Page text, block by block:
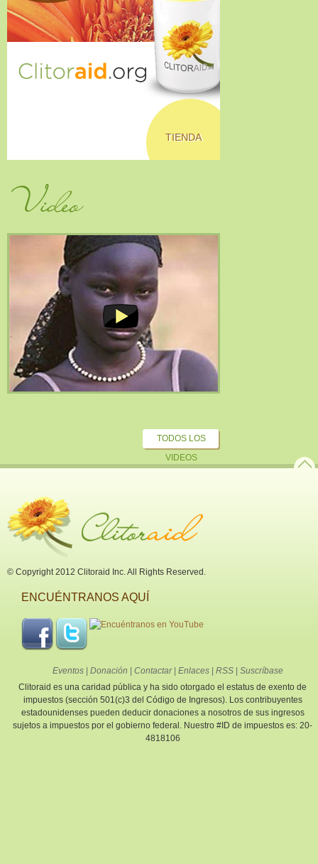
TIENDA
Video
TODOS LOS
VIDEOS
© Copyright 2012 Clitoraid Inc. All Rights Reserved.
ENCUÉNTRANOS AQUÍ
Eventos | Donación | Contactar| Enlaces | RSS | Suscríbase
Clitoraid es una caridad pública y ha sido otorgado el estatus de exento de
impuestos (sección 501(c)3 del Código de Ingresos). Los contribuyentes
estadounidenses pueden deducir donaciones a nosotros de sus ingresos
sujetos a impuestos por el gobierno federal. Nuestro #ID de impuestos es: 20-
4818106